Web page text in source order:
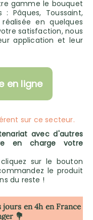
gamme le bouquet
Pâques, Toussaint,
en quelques
satisfaction, nous
application et leur
en ligne
sur ce secteur.
avec d'autres
en charge votre
sur le bouton
le produit
du reste !
jours en 4h en France
💐